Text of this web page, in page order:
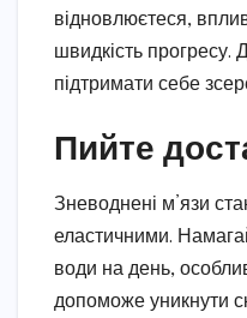
відновлюєтеся,
швидкість прогресу.
підтримати себе
Пийте
Зневоднені м’язи
еластичними.
води на день,
допоможе уникнути